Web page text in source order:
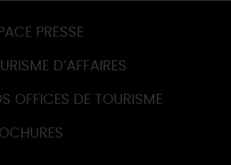
PRESSE
D’AFFAIRES
OFFICES DE TOURISME